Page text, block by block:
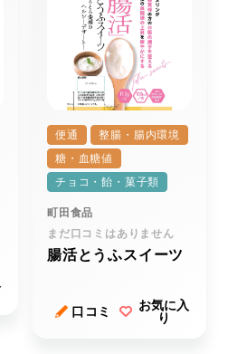
便通
整腸・腸内環境
糖・血糖値
チョコ・飴・菓子類
町田食品
まだ口コミはありません
腸活とうふスイーツ
口コミ
お気に入
り